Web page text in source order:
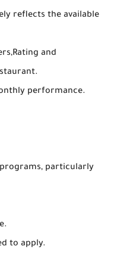
reflects the available
and
performance.
particularly
to apply.